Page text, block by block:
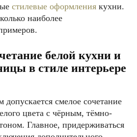
стилевые оформления кухни.
наиболее
белой кухни и
в стиле интерьере
смелое сочетание
цвета с чёрным, тёмно-
Главное, придерживаться